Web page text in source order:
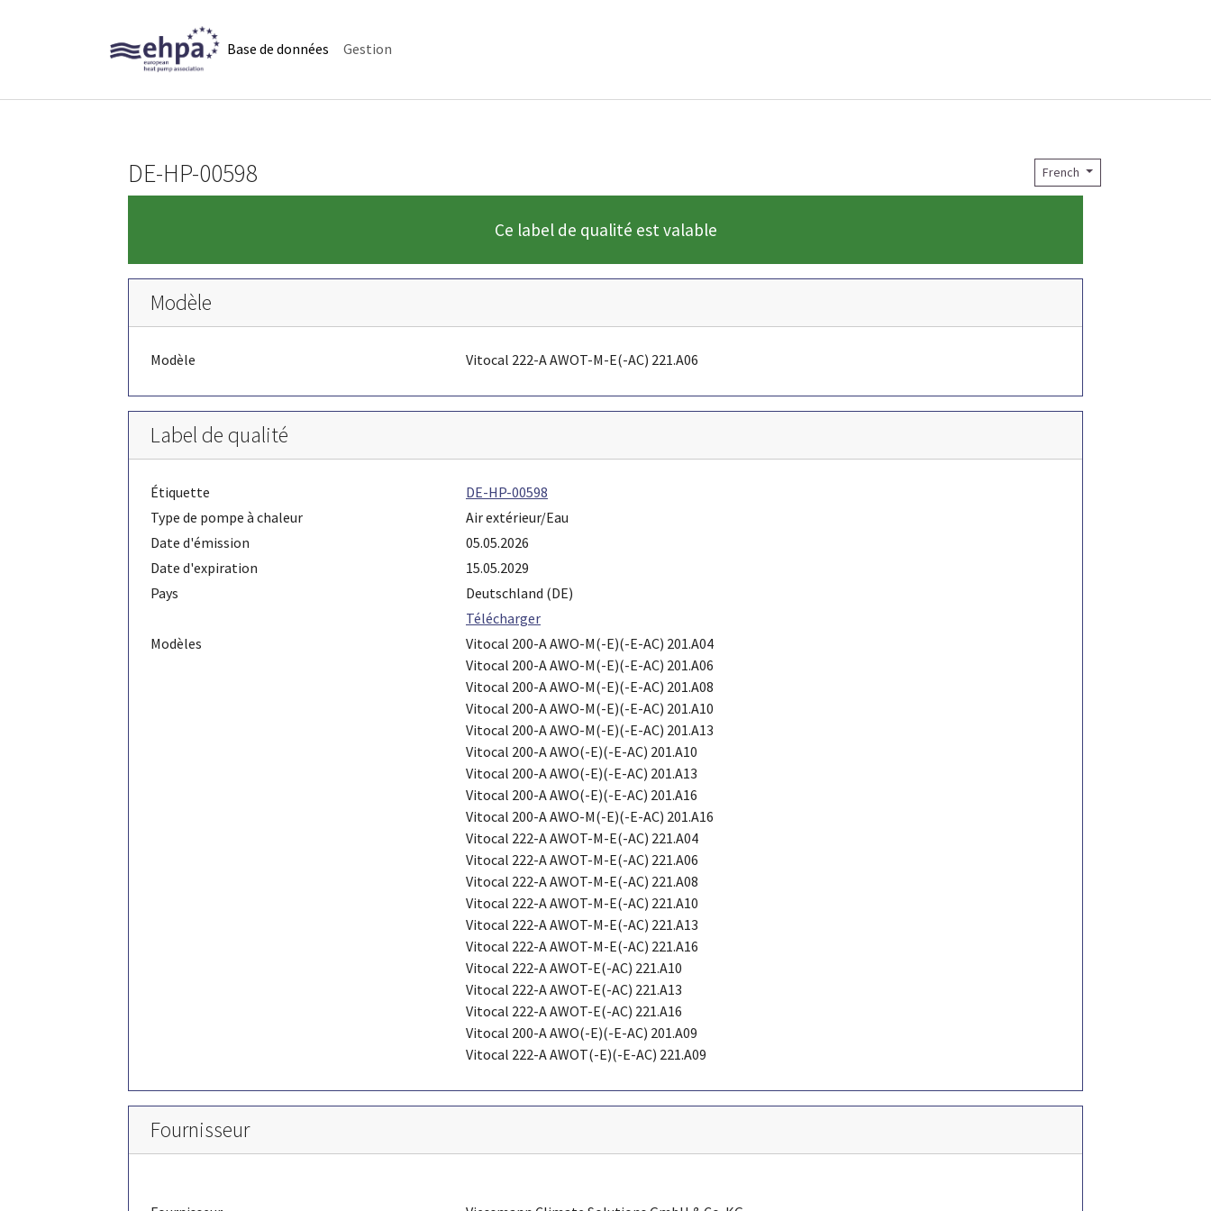
Base de données(current)
Gestion
French
DE-HP-00598
Ce label de qualité est valable
Modèle
Modèle Vitocal 222-A AWOT-M-E(-AC) 221.A06
Label de qualité
Étiquette
DE-HP-00598
Type de pompe à chaleur
Air extérieur/Eau
Date d'émission
05.05.2026
Date d'expiration
15.05.2029
Pays
Deutschland (DE)
Télécharger
Modèles
Vitocal 200-A AWO-M(-E)(-E-AC) 201.A04
Vitocal 200-A AWO-M(-E)(-E-AC) 201.A06
Vitocal 200-A AWO-M(-E)(-E-AC) 201.A08
Vitocal 200-A AWO-M(-E)(-E-AC) 201.A10
Vitocal 200-A AWO-M(-E)(-E-AC) 201.A13
Vitocal 200-A AWO(-E)(-E-AC) 201.A10
Vitocal 200-A AWO(-E)(-E-AC) 201.A13
Vitocal 200-A AWO(-E)(-E-AC) 201.A16
Vitocal 200-A AWO-M(-E)(-E-AC) 201.A16
Vitocal 222-A AWOT-M-E(-AC) 221.A04
Vitocal 222-A AWOT-M-E(-AC) 221.A06
Vitocal 222-A AWOT-M-E(-AC) 221.A08
Vitocal 222-A AWOT-M-E(-AC) 221.A10
Vitocal 222-A AWOT-M-E(-AC) 221.A13
Vitocal 222-A AWOT-M-E(-AC) 221.A16
Vitocal 222-A AWOT-E(-AC) 221.A10
Vitocal 222-A AWOT-E(-AC) 221.A13
Vitocal 222-A AWOT-E(-AC) 221.A16
Vitocal 200-A AWO(-E)(-E-AC) 201.A09
Vitocal 222-A AWOT(-E)(-E-AC) 221.A09
Fournisseur